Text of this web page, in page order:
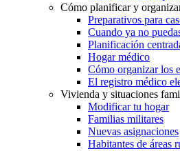
Cómo planificar y
Preparativos para
Cuando ya no
Planificación
Hogar médico
Cómo organizar los
El registro médico
Vivienda y situaciones
Modificar tu hogar
Familias militares
Nuevas asignaciones
Habitantes de áreas